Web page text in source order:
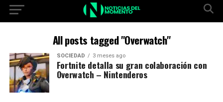
All posts tagged "Overwatch"
SOCIEDAD 3 meses ago
Fortnite detalla su gran colaboración con
Overwatch – Nintenderos